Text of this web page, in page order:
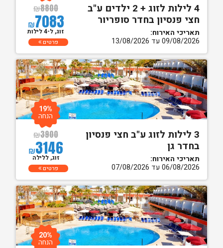
4 לילות לזוג + 2 ילדים ע"ב
חצי פנסיון בחדר סופריור
תאריכי האירוח:
09/08/2026 עד 13/08/2026
₪8800
₪7083
זוג, ל-4 לילות
פרטים
3 לילות לזוג ע"ב חצי פנסיון
בחדר גן
תאריכי האירוח:
06/08/2026 עד 07/08/2026
₪3900
₪3146
19%
הנחה
זוג, ללילה
פרטים
20%
הנחה